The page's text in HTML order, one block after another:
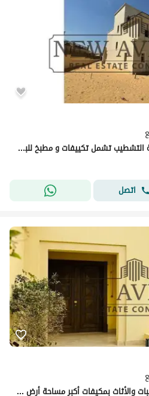
فيلا مستقلة جاهزة للسكن كاملة التشطيب تشمل تكييفات و مطبخ للبيع في أب تاون كايرو المقطم Uptown Cairo من تطوير إعمار مصر
اتصل
فيلا جاهزة للسكن كاملة التشطيبات والأثاث بمكيفات أكبر مساحة أرض - تطل على ملعب الجولف - في أب تاون كايرو المقطم Uptown Cairo تطوير شركة إعمار